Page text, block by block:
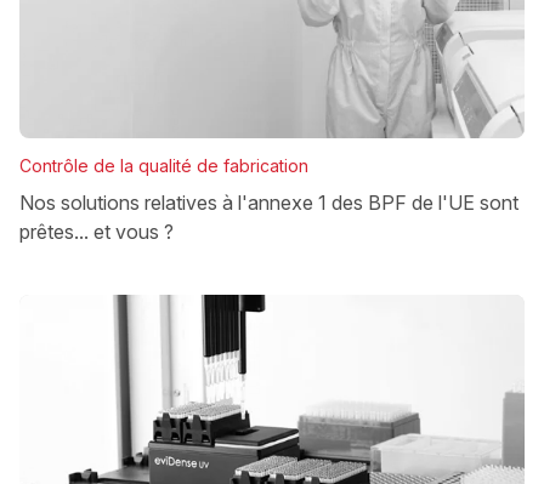
Contrôle de la qualité de fabrication
Nos solutions relatives à l'annexe 1 des BPF de l'UE sont
prêtes... et vous ?